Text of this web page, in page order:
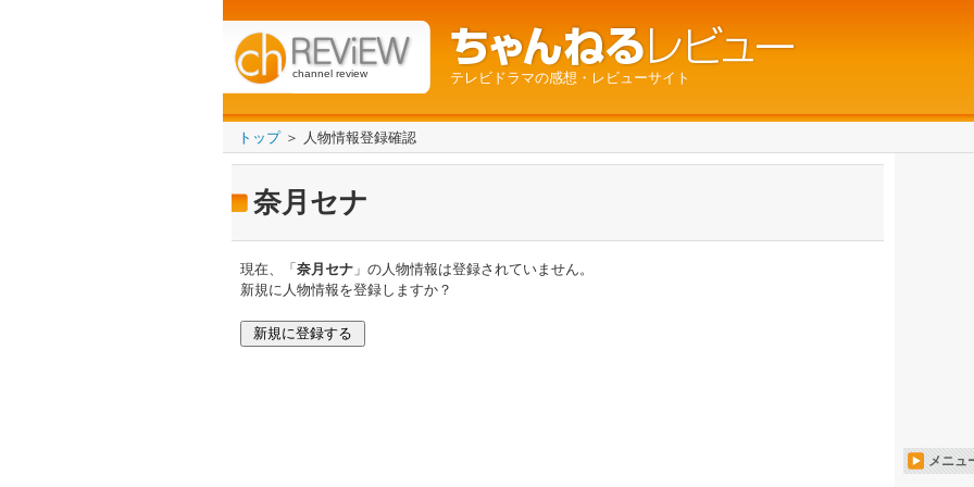
channel review テレビドラマの感想・レビューサイト
トップ＞ 人物情報登録確認
奈月セナ
現在、「 奈月セナ 」の人物情報は登録されていません。
新規に人物情報を登録しますか？
メニュ